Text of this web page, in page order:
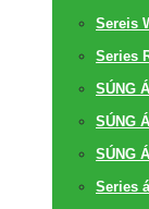
Sereis
Series
SÚNG
SÚNG
SÚNG
Series